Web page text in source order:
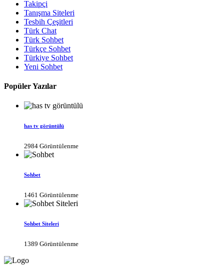
Takipçi
Tanışma Siteleri
Tesbih Çeşitleri
Türk Chat
Türk Sohbet
Türkçe Sohbet
Türkiye Sohbet
Yeni Sohbet
Popüler Yazılar
has tv görüntülü
2984 Görüntülenme
Sohbet
1461 Görüntülenme
Sohbet Siteleri
1389 Görüntülenme